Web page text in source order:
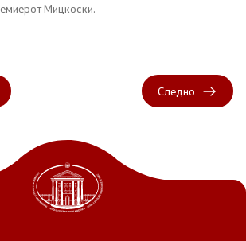
Мицкоски.
Следно